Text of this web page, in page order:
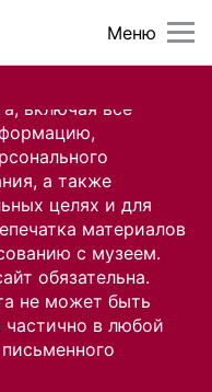
включая все
а также
целях и для
материалов
с музеем.
обязательна.
не может быть
в любой
Меню